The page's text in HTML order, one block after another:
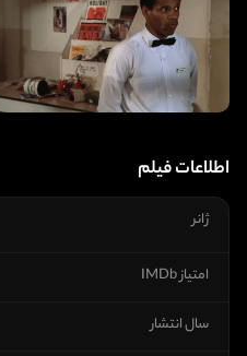
اطلاعات فیلم
ژانر
امتیاز IMDb
سال انتشار